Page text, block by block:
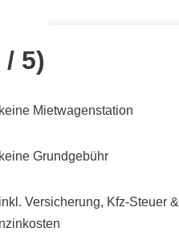
/ 5)
Mietwagenstation
Grundgebühr
Versicherung, Kfz-Steuer &